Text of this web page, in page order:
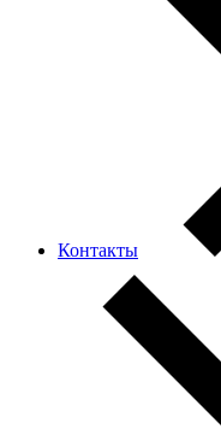
Контакты